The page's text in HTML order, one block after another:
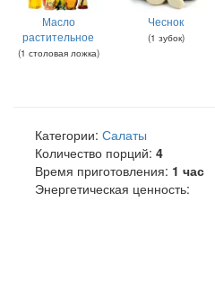
Масло
растительное
(1 столовая ложка)
Чеснок
(1 зубок)
Категории: Салаты
Количество порций: 4
Время приготовления: 1 час
Энергетическая ценность: